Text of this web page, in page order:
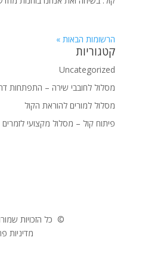
הרשומות הבאות »
קטגוריות
Uncategorized
מסלול לחובבי שירה – התפתחות
מסלול למורים להוראת הקול
פיתוח קול – מסלול מקצועי לזמרים
© כל הזכויות
מדיניות